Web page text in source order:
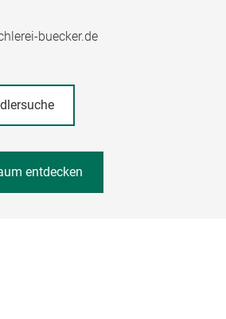
buecker.de
entdecken